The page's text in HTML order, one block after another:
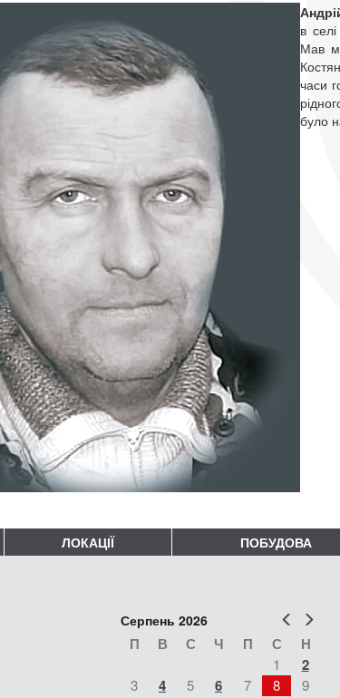
в
Мав
часи
було
ЛОКАЦІЇ ПОБУДОВА
Попер
Серпень 2026
П В С Ч П С Н
1 2
3 4 5 6 7 8
9